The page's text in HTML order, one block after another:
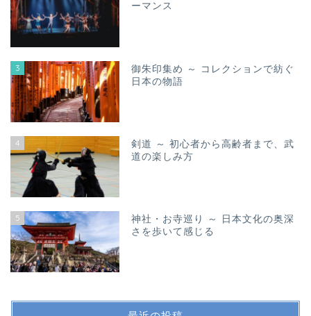
ーマンス
3
御朱印集め ～ コレクションで紡ぐ
日本の物語
4
剣道 ～ 初心者から高齢者まで、武
道の楽しみ方
5
神社・お寺巡り ～ 日本文化の奥深
さを歩いて感じる